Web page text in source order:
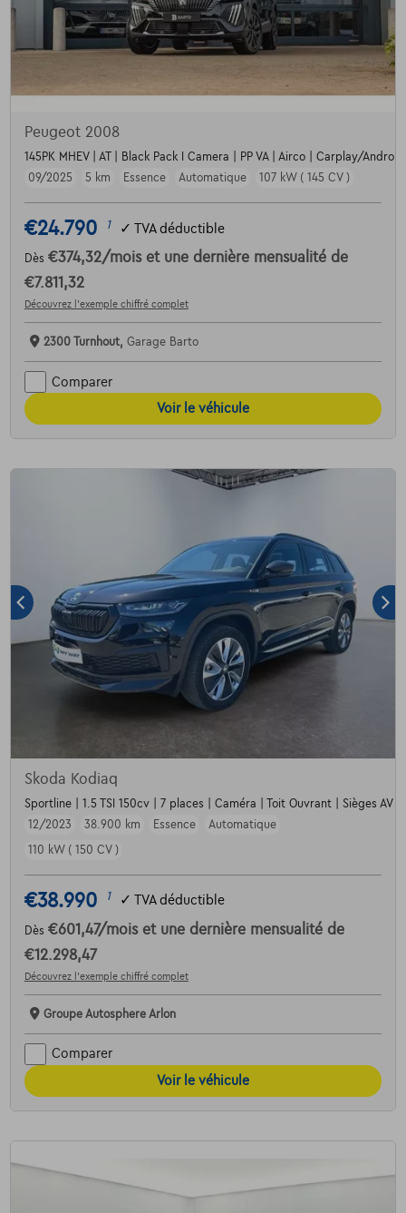
Peugeot 2008
145PK MHEV | AT | Black Pack I Camera | PP VA | Airco | Carplay/
09/2025
5 km Essence Automatique 107 kW ( 145 CV )
€24.790 1 ✓ TVA déductible
Dès €374,32/mois et une dernière mensualité de
€7.811,32
Découvrez l’exemple chiffré complet
2300 Turnhout, Garage Barto
Comparer
Voir le véhicule
Skoda Kodiaq
Sportline | 1.5 TSI 150cv | 7 places | Caméra | Toit Ouvrant | Sièges AV
12/2023
38.900 km Essence
Automatique
110 kW ( 150 CV )
€38.990 1 ✓ TVA déductible
Dès €601,47/mois et une dernière mensualité de
€12.298,47
Découvrez l’exemple chiffré complet
Groupe Autosphere Arlon
Comparer
Voir le véhicule